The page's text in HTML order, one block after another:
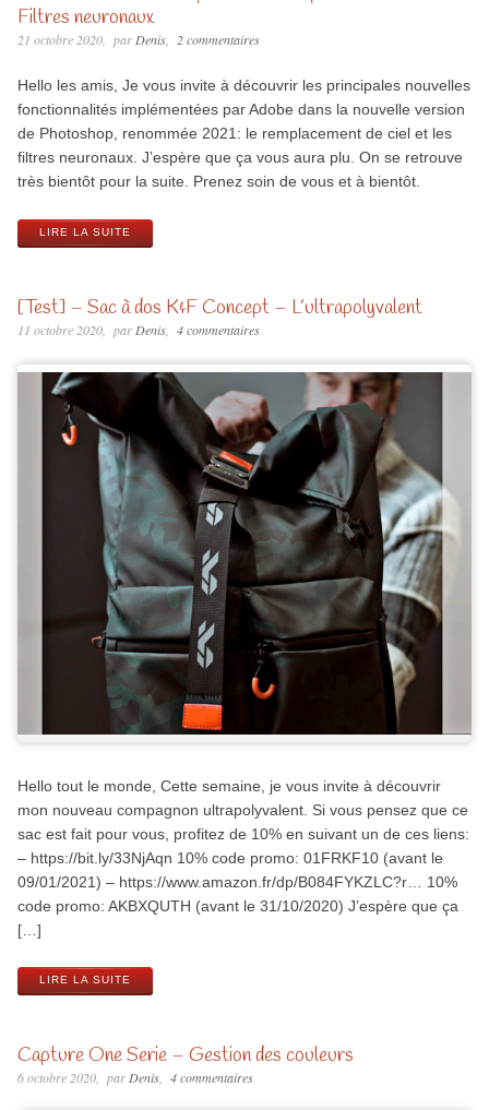
Filtres neuronaux
21 octobre 2020 parDenis 2 commentaires
Hello les amis, Je vous invite à découvrir les principales nouvelles
fonctionnalités implémentées par Adobe dans la nouvelle version
de Photoshop, renommée 2021: le remplacement de ciel et les
filtres neuronaux. J’espère que ça vous aura plu. On se retrouve
très bientôt pour la suite. Prenez soin de vous et à bientôt.
LIRE LA SUITE
[Test] – Sac à dos K&F Concept – L’ultrapolyvalent
11 octobre 2020 par Denis 4 commentaires
Hello tout le monde, Cette semaine, je vous invite à découvrir
mon nouveau compagnon ultrapolyvalent. Si vous pensez que ce
sac est fait pour vous, profitez de 10% en suivant un de ces liens:
– https://bit.ly/33NjAqn 10% code promo: 01FRKF10 (avant le
09/01/2021) – https://www.amazon.fr/dp/B084FYKZLC?r… 10%
code promo: AKBXQUTH (avant le 31/10/2020) J’espère que ça
[…]
LIRE LA SUITE
Capture One Serie – Gestion des couleurs
6 octobre 2020 par Denis 4 commentaires